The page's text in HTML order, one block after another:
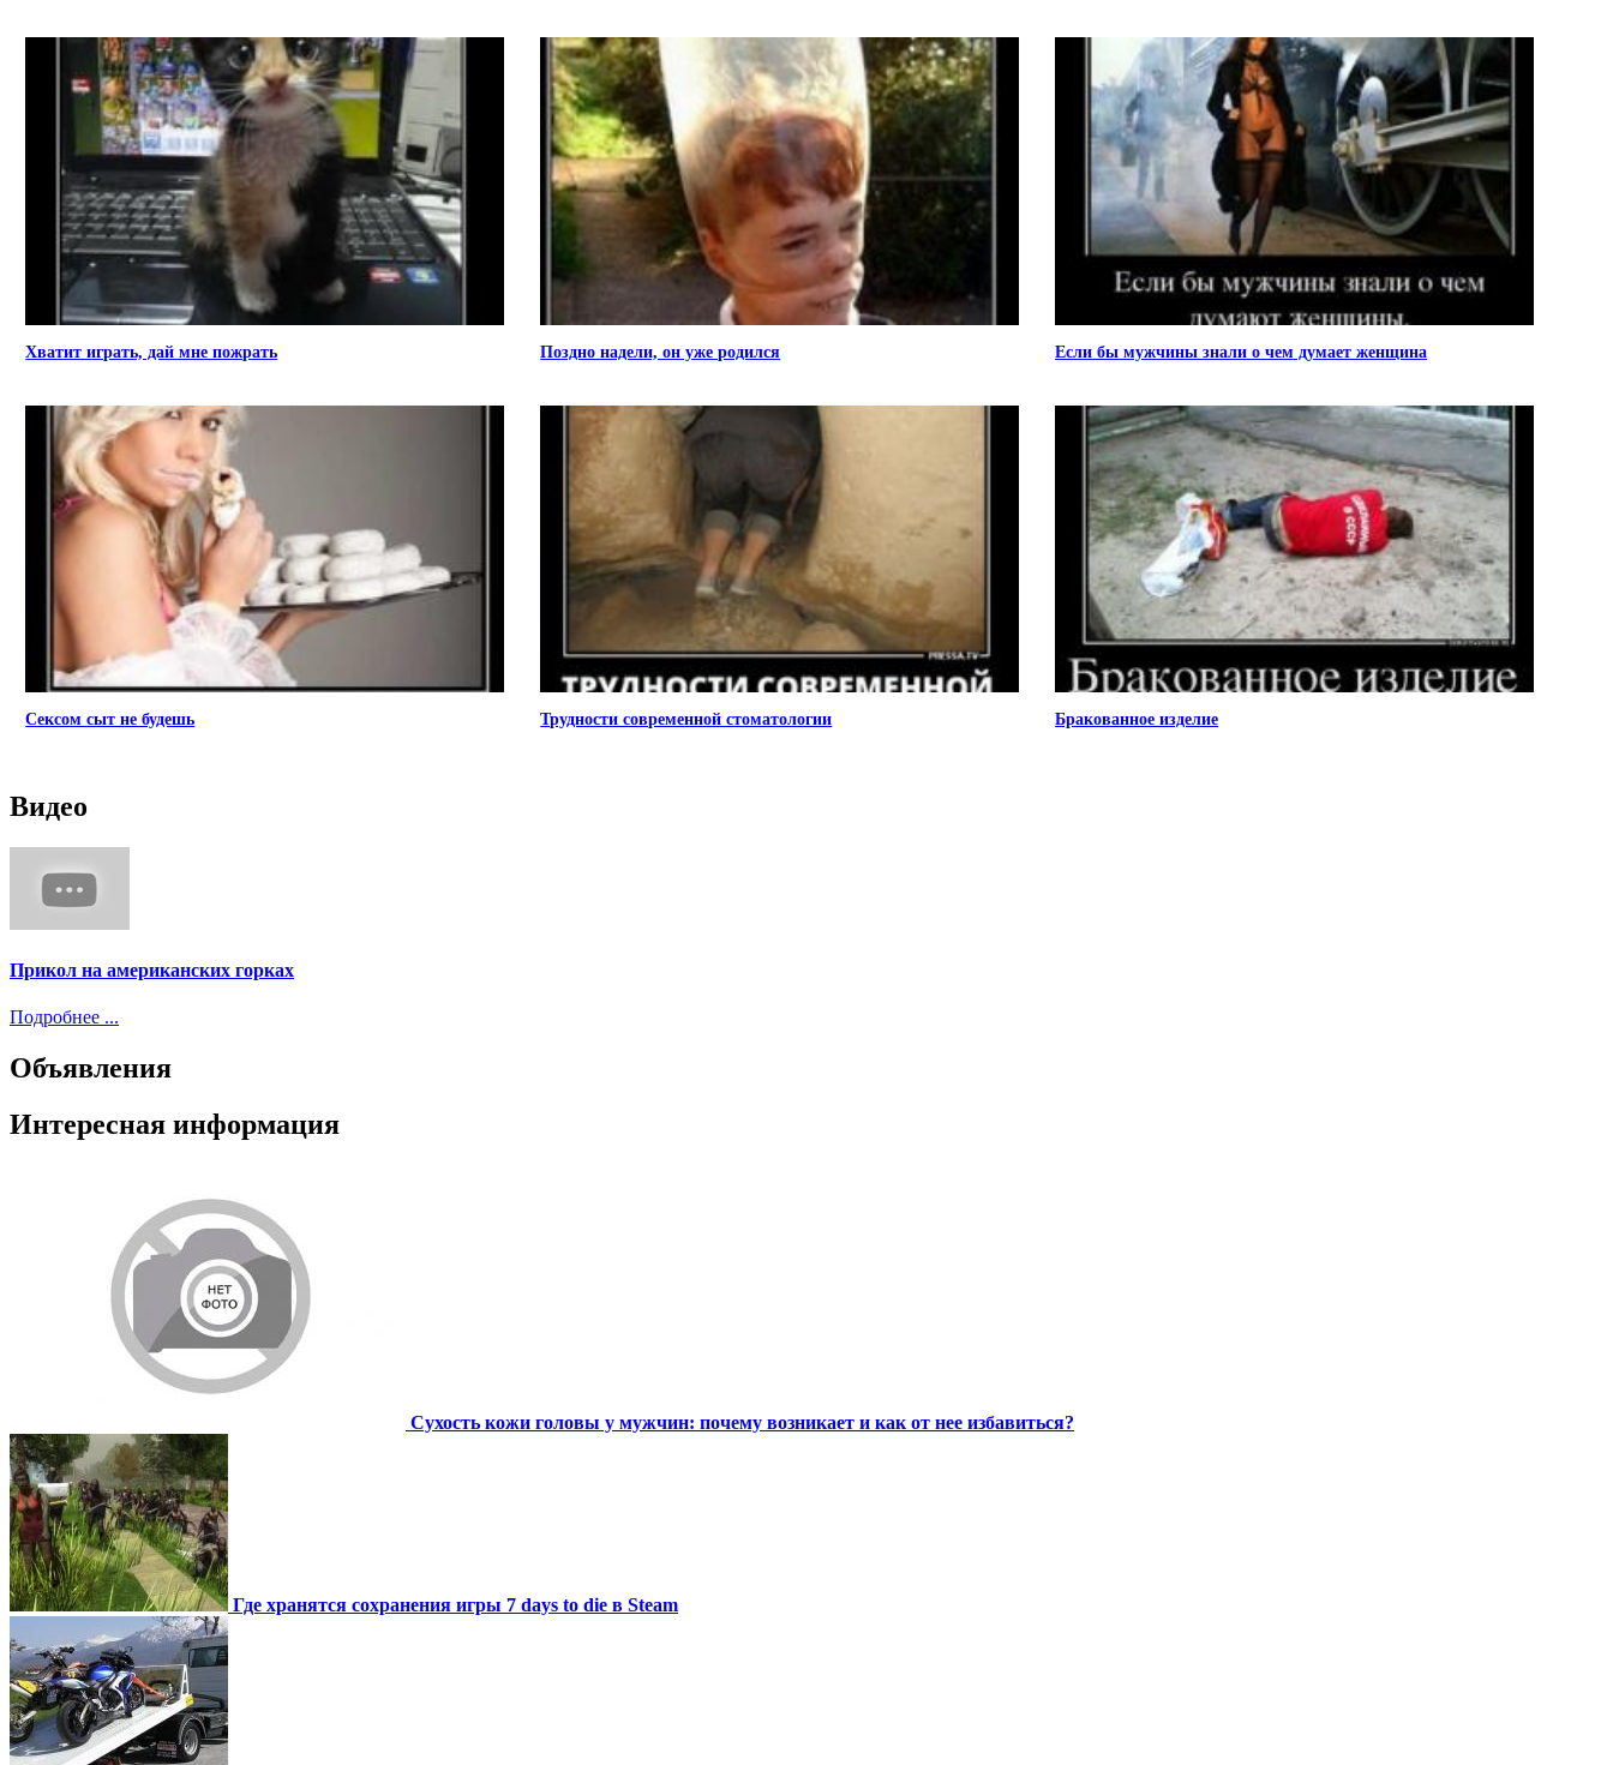
Хватит играть, дай мне пожрать Поздно надели, он уже родился Если бы мужчины знали о чем думает женщина
Сексом сыт не будешь Трудности современной стоматологии Бракованное изделие
Видео
Прикол на американских горках
Подробнее ...
Объявления
Интересная информация
Сухость кожи головы у мужчин: почему возникает и как от нее избавиться?
Где хранятся сохранения игры 7 days to die в Steam